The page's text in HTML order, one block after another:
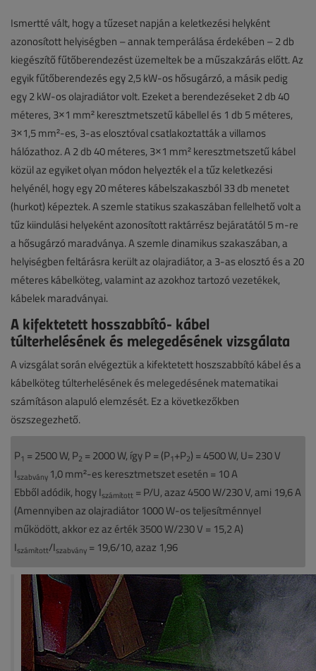
Ismertté vált, hogy a tűzeset napján a keletkezési helyként
azonosított helyiségben – annak temperálása érdekében – 2 db
kiegészítő fűtőberendezést üzemeltek be a műszakzárás előtt. Az
egyik fűtőberendezés egy 2,5 kW-os hősugárzó, a másik pedig
egy 2 kW-os olajradiátor volt. Ezeket a berendezéseket 2 db 40
méteres, 3×1 mm² keresztmetszetű kábellel és 1 db 5 méteres,
3×1,5 mm²-es, 3-as elosztóval csatlakoztatták a villamos
hálózathoz. A 2 db 40 méteres, 3×1 mm² keresztmetszetű kábel
közül az egyiket olyan módon helyezték el a tűz keletkezési
helyénél, hogy egy 20 méteres kábelszakaszból 33 db menetet
(hurkot) képeztek. A szemle statikus szakaszában fellelhető volt a
tűz kiindulási helyeként azonosított raktárrész bejáratától 5 m-re
a hősugárzó maradványa. A szemle dinamikus szakaszában, a
helyiségben feltárásra került az olajradiátor, a 3-as elosztó és a 20
méteres kábelköteg, valamint az azokhoz tartozó vezetékek,
kábelek maradványai.
A kifektetett hosszabbító- kábel
túlterhelésének és melegedésének vizsgálata
A vizsgálat során elvégeztük a kifektetett hoszszabbító kábel és a
kábelköteg túlterhelésének és melegedésének matematikai
számításon alapuló elemzését. Ez a következőkben
öszszegezhető.
P1 = 2500 W, P2 = 2000 W, így P = (P1 +P2) = 4500 W, U= 230 V
Iszabvány 1,0 mm²-es keresztmetszet esetén = 10 A
Ebből adódik, hogy Iszámított = P/U, azaz 4500 W/230 V, ami 19,6 A
(Amennyiben az olajradiátor 1000 W-os teljesítménnyel
működött, akkor ez az érték 3500 W/230 V = 15,2 A)
Iszámított/Iszabvány = 19,6/10, azaz 1,96